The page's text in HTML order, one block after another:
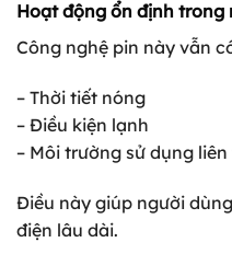
Hoạt động ổn định trong
Công nghệ pin này vẫn
– Thời tiết nóng
– Điều kiện lạnh
– Môi trường sử dụng liên
Điều này giúp người
điện lâu dài.